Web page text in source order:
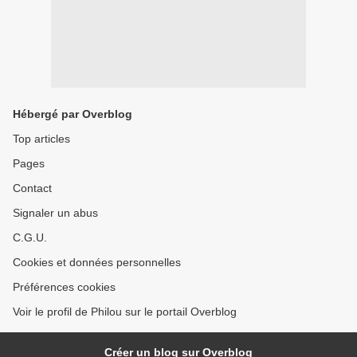
Hébergé par Overblog
Top articles
Pages
Contact
Signaler un abus
C.G.U.
Cookies et données personnelles
Préférences cookies
Voir le profil de Philou sur le portail Overblog
Créer un blog sur Overblog